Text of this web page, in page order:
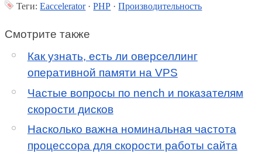
Теги:Eaccelerator·PHP ·Производительность
Смотрите также
Как узнать, есть ли оверселлинг
оперативной памяти на VPS
Частые вопросы по nench и показателям
скорости дисков
Насколько важна номинальная частота
процессора для скорости работы сайта